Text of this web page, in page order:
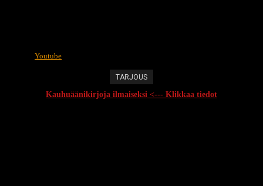
Youtube
TARJOUS
Kauhuäänikirjoja ilmaiseksi <--- Klikkaa tiedot